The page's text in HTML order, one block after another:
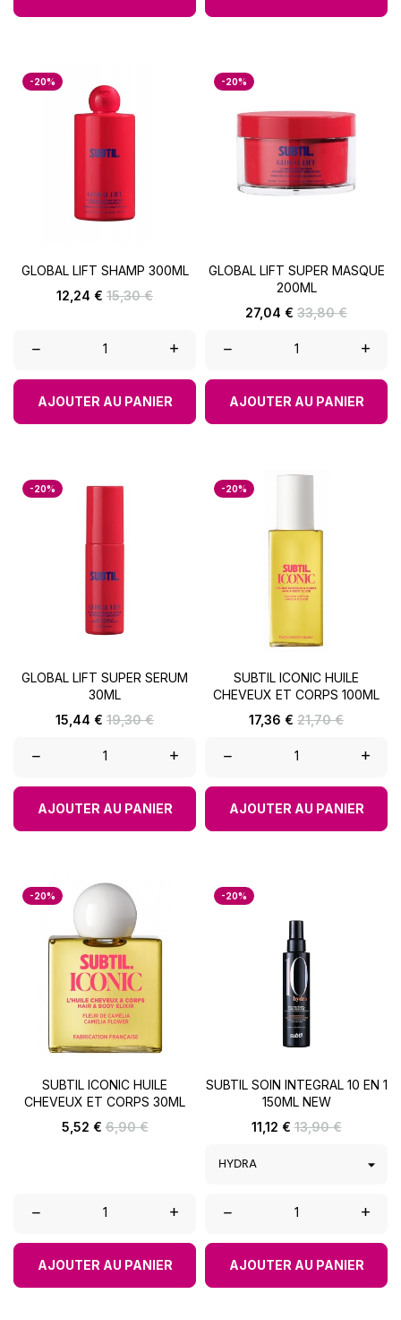
-20%
GLOBAL LIFT SHAMP 300ML
Prix
12,24 € Prix
de
15,30 €
– +
AJOUTER AU PANIER
-20%
GLOBAL LIFT SUPER MASQUE
200ML
Prix
27,04 € Prix
33,80 €
– +
AJOUTER AU PANIER
-20%
GLOBAL LIFT SUPER SERUM
30ML
Prix
15,44 € Prix
19,30 €
– +
AJOUTER AU PANIER
-20%
SUBTIL ICONIC HUILE
CHEVEUX ET CORPS 100ML
Prix
17,36 € Prix
de
21,70 €
– +
AJOUTER AU PANIER
-20%
SUBTIL ICONIC HUILE
CHEVEUX ET CORPS 30ML
Prix
5,52 € Prix
de
6,90 €
– +
AJOUTER AU PANIER
-20%
SUBTIL SOIN INTEGRAL 10 EN 1
150ML NEW
Prix
11,12 € Prix
de
13,90 €
– +
AJOUTER AU PANIER